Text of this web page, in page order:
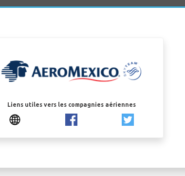
Liens utiles vers les compagnies aériennes